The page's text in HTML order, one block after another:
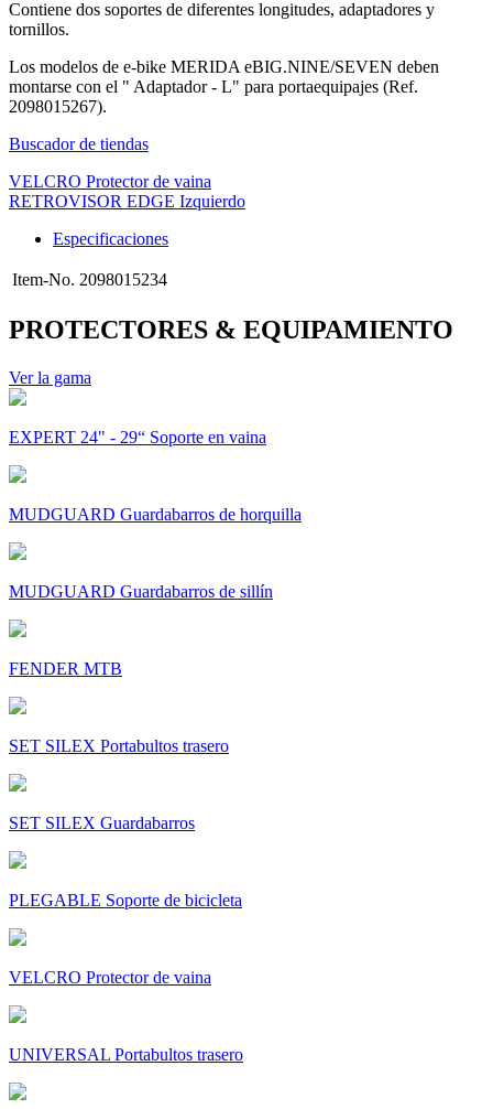
Contiene dos soportes de diferentes longitudes, adaptadores y
tornillos.
Los modelos de e-bike MERIDA eBIG.NINE/SEVEN deben
montarse con el " Adaptador - L" para portaequipajes (Ref.
2098015267).
Buscador de tiendas
VELCRO Protector de vaina
RETROVISOR EDGE Izquierdo
Especificaciones
Item-No. 2098015234
PROTECTORES & EQUIPAMIENTO
Ver la gama
EXPERT 24" - 29“ Soporte en vaina
MUDGUARD Guardabarros de horquilla
MUDGUARD Guardabarros de sillín
FENDER MTB
SET SILEX Portabultos trasero
SET SILEX Guardabarros
PLEGABLE Soporte de bicicleta
VELCRO Protector de vaina
UNIVERSAL Portabultos trasero